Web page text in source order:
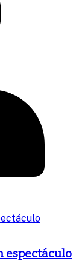
espectáculo